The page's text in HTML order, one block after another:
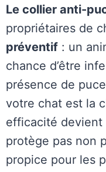
Le collier anti-
propriétaires de
préventif : un
chance d’être
présence de
votre chat est la
efficacité devient
protège pas non
propice pour les